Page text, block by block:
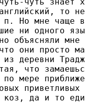
то
Но мне чаще
ни одного
объясняли
они просто
деревни
что
по мере
коз, да и то